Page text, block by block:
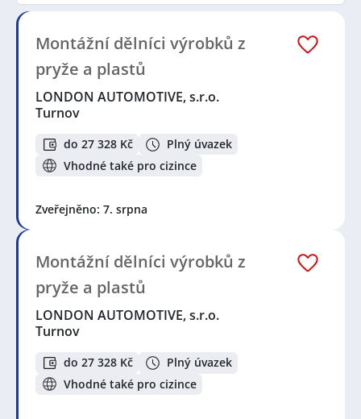
Montážní dělníci výrobků z
pryže a plastů
LONDON AUTOMOTIVE, s.r.o.
Turnov
do 27 328 Kč
Plný úvazek
Vhodné také pro cizince
Zveřejněno: 7. srpna
Montážní dělníci výrobků z
pryže a plastů
LONDON AUTOMOTIVE, s.r.o.
Turnov
do 27 328 Kč
Plný úvazek
Vhodné také pro cizince